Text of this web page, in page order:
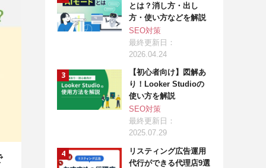
とは？消し方・出し
方・使い方などを解説
SEO対策
最終更新日：
2026.04.24
【初心者向け】図解あ
り！Looker Studioの
使い方を解説
SEO対策
最終更新日：
2025.07.29
リスティング広告運用
代行ができる代理店9選